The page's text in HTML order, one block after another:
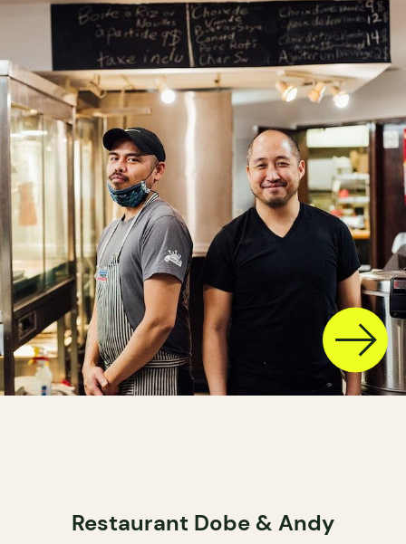
Restaurant Dobe & Andy